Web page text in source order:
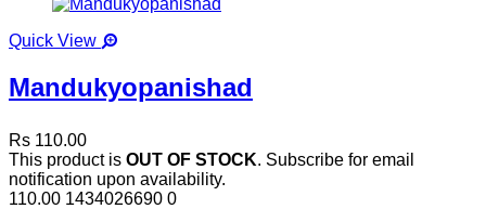
Quick View
Mandukyopanishad
Rs 110.00
This product is OUT OF STOCK. Subscribe for email
notification upon availability.
110.00 1434026690 0